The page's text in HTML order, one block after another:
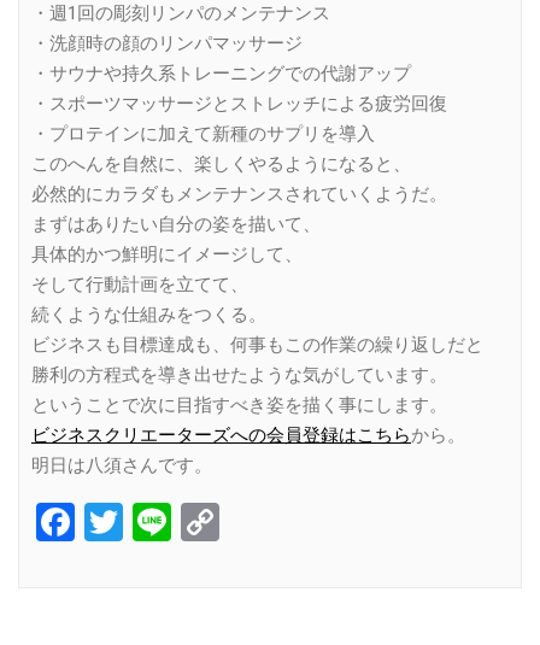
・週1回の彫刻リンパのメンテナンス
・洗顔時の顔のリンパマッサージ
・サウナや持久系トレーニングでの代謝アップ
・スポーツマッサージとストレッチによる疲労回復
・プロテインに加えて新種のサプリを導入
このへんを自然に、楽しくやるようになると、
必然的にカラダもメンテナンスされていくようだ。
まずはありたい自分の姿を描いて、
具体的かつ鮮明にイメージして、
そして行動計画を立てて、
続くような仕組みをつくる。
ビジネスも目標達成も、何事もこの作業の繰り返しだと
勝利の方程式を導き出せたような気がしています。
ということで次に目指すべき姿を描く事にします。
ビジネスクリエーターズへの会員登録はこちらから。
明日は八須さんです。
Facebook
Twitter
Line